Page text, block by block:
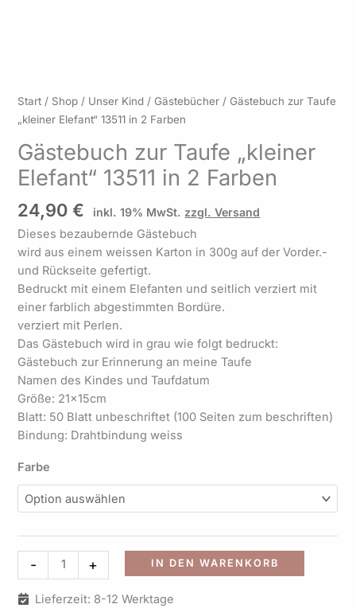
Start / Shop / Unser Kind / Gästebücher / Gästebuch zur Taufe
„kleiner Elefant“ 13511 in 2 Farben
Gästebuch zur Taufe „kleiner
Elefant“ 13511 in 2 Farben
24,90€ inkl. 19% MwSt. zzgl. Versand
Dieses bezaubernde Gästebuch
wird aus einem weissen Karton in 300g auf der Vorder.-
und Rückseite gefertigt.
Bedruckt mit einem Elefanten und seitlich verziert mit
einer farblich abgestimmten Bordüre.
verziert mit Perlen.
Das Gästebuch wird in grau wie folgt bedruckt:
Gästebuch zur Erinnerung an meine Taufe
Namen des Kindes und Taufdatum
Größe: 21x15cm
Blatt: 50 Blatt unbeschriftet (100 Seiten zum beschriften)
Bindung: Drahtbindung weiss
Farbe
-
Gästebuch
zur
"kleiner
Elefant"
in
2
Farben
Menge
+ IN DEN WARENKORB
Lieferzeit: 8-12 Werktage